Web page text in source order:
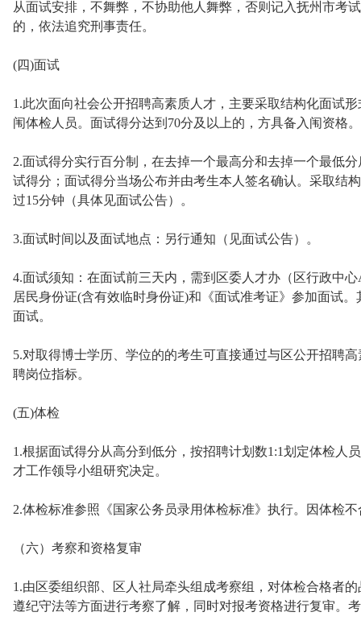
从面试安排，不舞弊，不协助他人舞弊，否则记入抚州市考
的，依法追究刑事责任。
(四)面试
1.此次面向社会公开招聘高素质人才，主要采取结构化面试
闱体检人员。面试得分达到70分及以上的，方具备入闱资格。
2.面试得分实行百分制，在去掉一个最高分和去掉一个最低
试得分；面试得分当场公布并由考生本人签名确认。采取结
过15分钟（具体见面试公告）。
3.面试时间以及面试地点：另行通知（见面试公告）。
4.面试须知：在面试前三天内，需到区委人才办（区行政中
居民身份证(含有效临时身份证)和《面试准考证》参加面试
面试。
5.对取得博士学历、学位的的考生可直接通过与区公开招聘
聘岗位指标。
(五)体检
1.根据面试得分从高分到低分，按招聘计划数1:1划定体检人
才工作领导小组研究决定。
2.体检标准参照《国家公务员录用体检标准》执行。因体检
（六）考察和资格复审
1.由区委组织部、区人社局牵头组成考察组，对体检合格者
遵纪守法等方面进行考察了解，同时对报考资格进行复审。